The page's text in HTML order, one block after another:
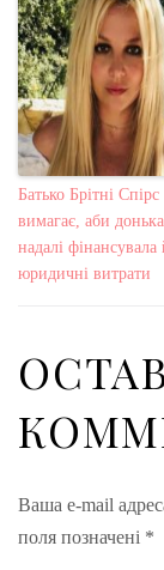
Батько Брітні Спірс
вимагає, аби донька
надалі фінансувала
юридичні витрати
Ваша e-mail
поля позначені *